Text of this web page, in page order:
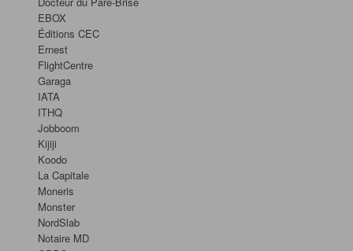
EBOX
Éditions CEC
Ernest
FlightCentre
Garaga
IATA
ITHQ
Jobboom
Kijiji
Koodo
La Capitale
Moneris
Monster
NordSlab
Notaire MD